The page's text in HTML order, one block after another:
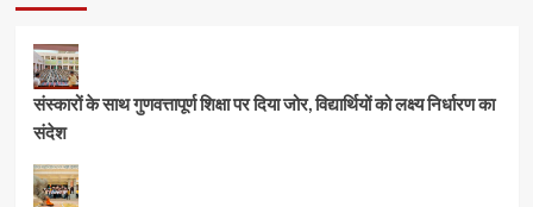
संस्कारों के साथ गुणवत्तापूर्ण शिक्षा पर दिया जोर, विद्यार्थियों को लक्ष्य निर्धारण का
संदेश